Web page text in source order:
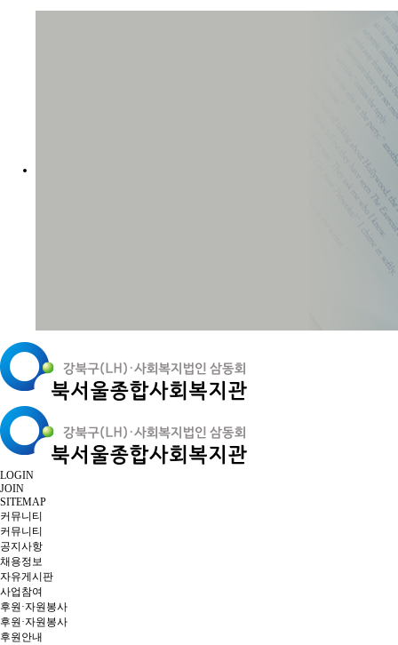
LOGIN
JOIN
SITEMAP
커뮤니티
커뮤니티
공지사항
채용정보
자유게시판
사업참여
후원·자원봉사
후원·자원봉사
후원안내